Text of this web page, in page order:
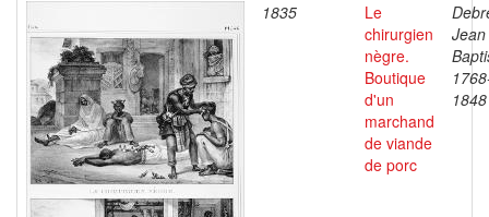
1835
Le
chirurgien
nègre.
Boutique
d'un
marchand
de viande
de porc
Jean
1848